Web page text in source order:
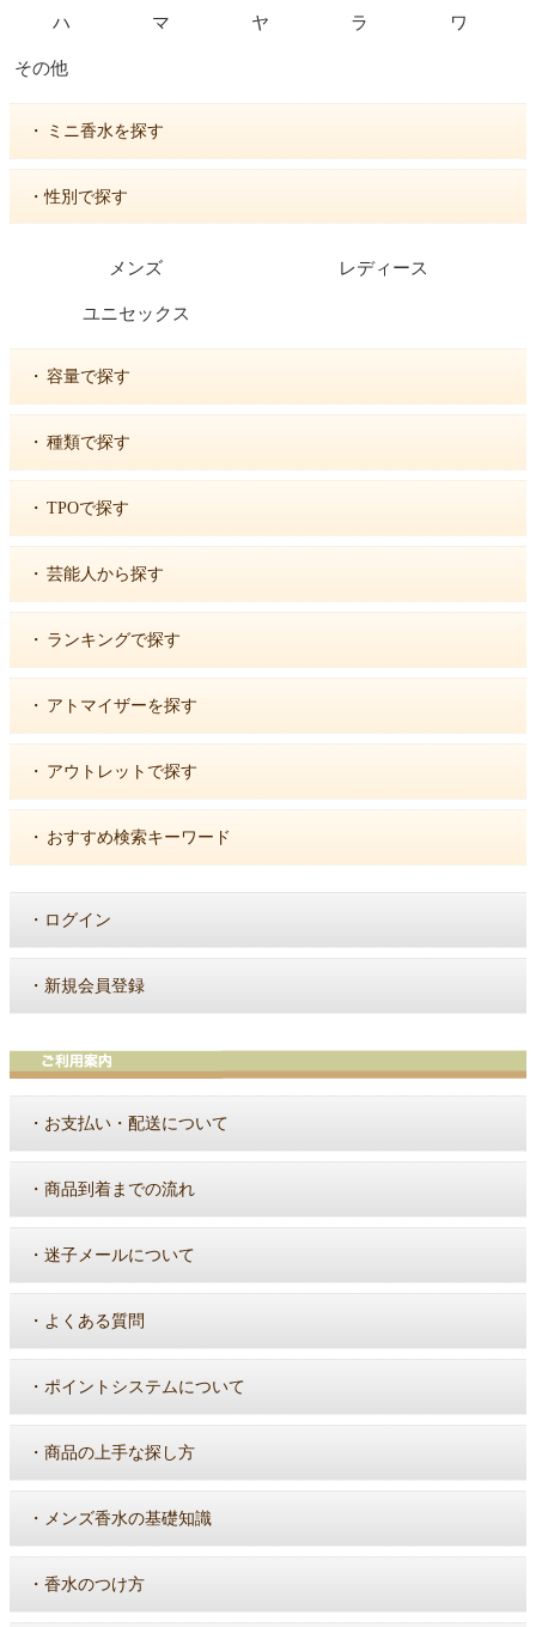
ハ マ ヤ ラ ワ
その他
・ ミニ香水を探す
・性別で探す
メンズ レディース
ユニセックス
・ 容量で探す
・ 種類で探す
・ TPOで探す
・ 芸能人から探す
・ ランキングで探す
・ アトマイザーを探す
・ アウトレットで探す
・ おすすめ検索キーワード
・ ログイン
・ 新規会員登録
・ お支払い・配送について
・ 商品到着までの流れ
・ 迷子メールについて
・ よくある質問
・ ポイントシステムについて
・ 商品の上手な探し方
・ メンズ香水の基礎知識
・ 香水のつけ方